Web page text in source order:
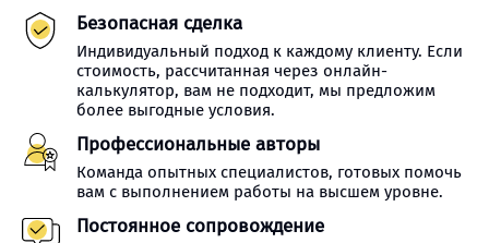
Безопасная сделка
Индивидуальный подход к каждому клиенту. Если
стоимость, рассчитанная через онлайн-
калькулятор, вам не подходит, мы предложим
более выгодные условия.
Профессиональные авторы
Команда опытных специалистов, готовых помочь
вам с выполнением работы на высшем уровне.
Постоянное сопровождение